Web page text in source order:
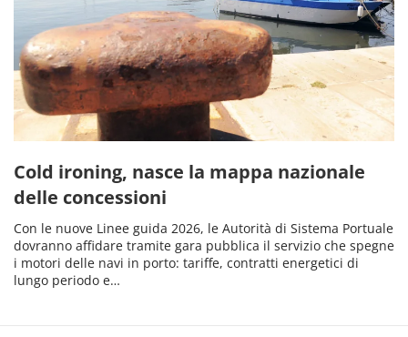
Cold ironing, nasce la mappa nazionale
delle concessioni
Con le nuove Linee guida 2026, le Autorità di Sistema Portuale
dovranno affidare tramite gara pubblica il servizio che spegne
i motori delle navi in porto: tariffe, contratti energetici di
lungo periodo e…